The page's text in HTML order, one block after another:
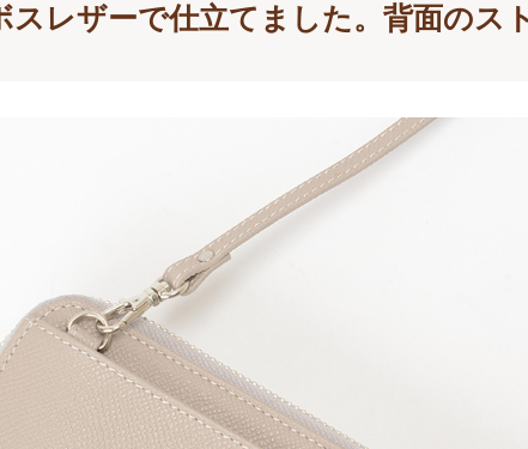
レザーで仕立てました。背面のス